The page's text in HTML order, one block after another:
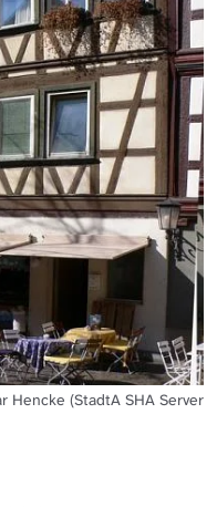
(StadtA SHA Server